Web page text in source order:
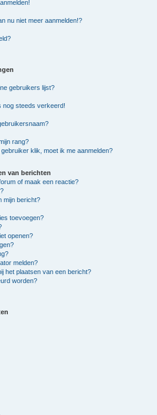
nu niet meer aanmelden!?
gebruikers lijst?
nog steeds verkeerd!
rang?
klik, moet ik me aanmelden?
van berichten
of maak een reactie?
mijn bericht?
toevoegen?
openen?
melden?
het plaatsen van een bericht?
worden?